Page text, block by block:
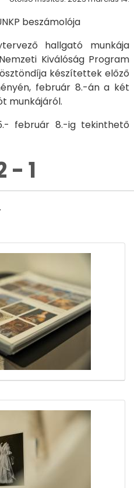
beszámolója
hallgató munkája
Kiválóság Program
készítettek előző
február 8.-án a két
munkájáról.
február 8.-ig tekinthető
- 1